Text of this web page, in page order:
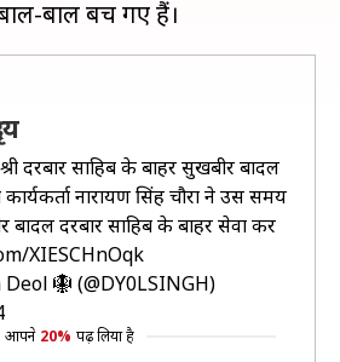
दरबार साहिब के बाहर सुखबीर बादल
नारायण सिंह चौरा ने उस समय
बादल दरबार साहिब के बाहर सेवा कर
XIESCHnOqk
🪯 (@DY0LSINGH)
आपने 20% पढ़ लिया है